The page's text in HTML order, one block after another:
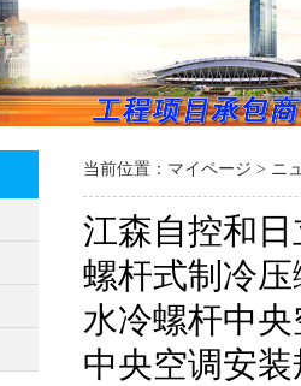
当前位置： マイページ > ニ
江森自控和
螺杆式制冷
水冷螺杆中
中央空调安